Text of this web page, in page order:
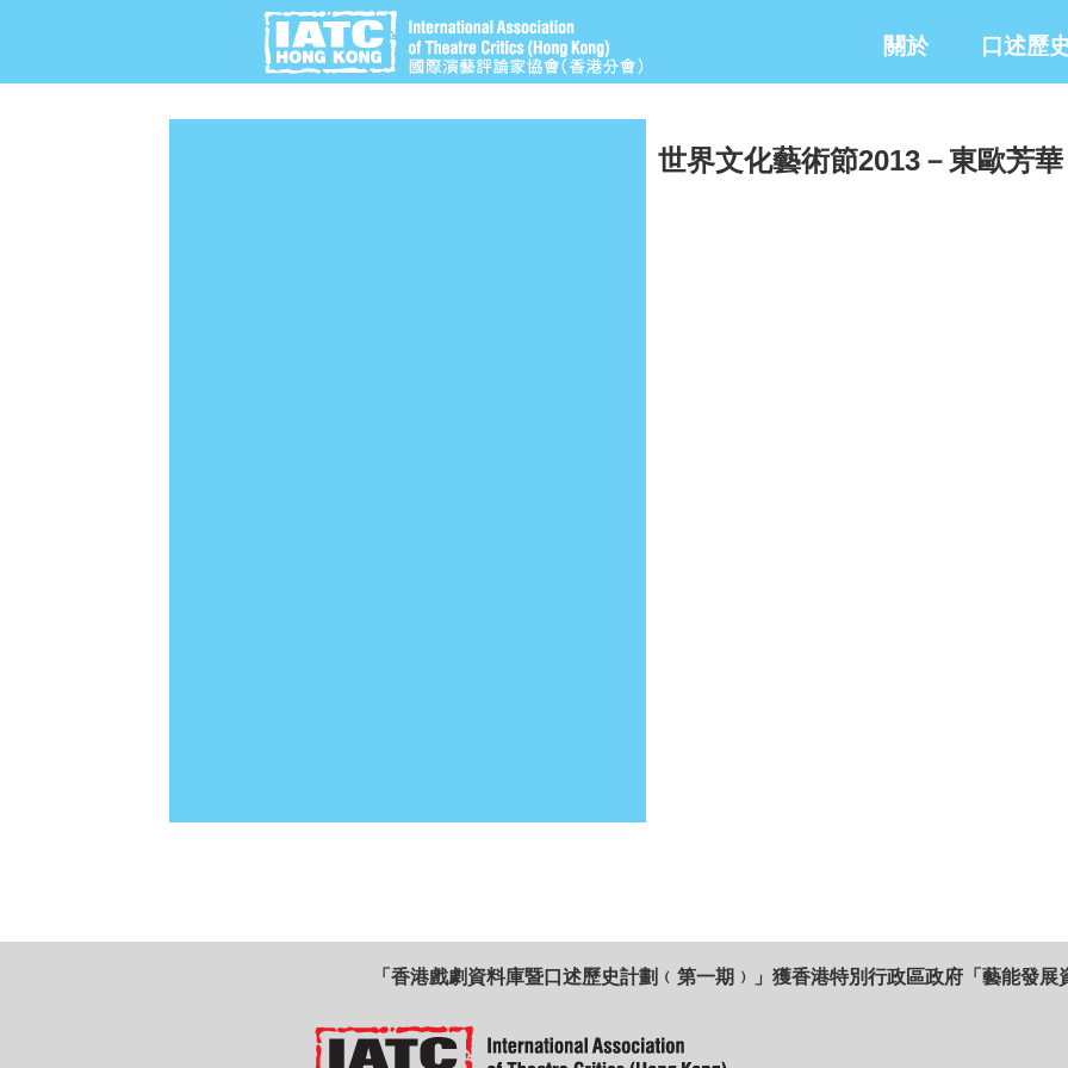
關於 口述歷史
世界文化藝術節2013－東歐芳華
「香港戲劇資料庫暨口述歷史計劃﹙第一期﹚」獲香港特別行政區政府「藝能發展